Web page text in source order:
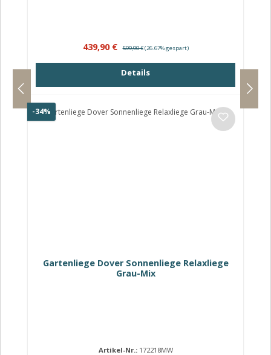
Verkaufspreis:
439,90 € Regulärer Preis:
599,90 €(26.67% gespart)
Details
-34% Rabatt
Gartenliege Dover Sonnenliege Relaxliege
Grau-Mix
Artikel-Nr.: 172218MW